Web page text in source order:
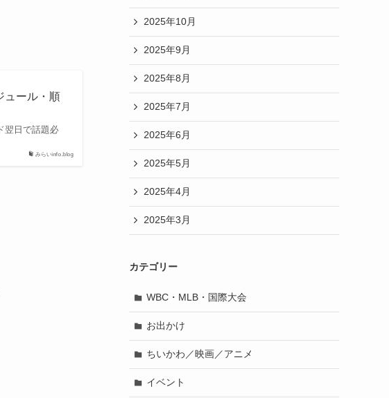
みらいinfo.blog
ュール・順
翌日で話題必
2025年10月
2025年9月
2025年8月
2025年7月
2025年6月
2025年5月
2025年4月
2025年3月
カテゴリー
WBC・MLB・国際大会
お出かけ
ちいかわ／映画／アニメ
イベント